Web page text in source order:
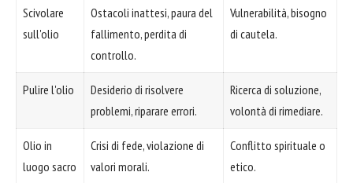
Scivolare
sull'olio
Ostacoli inattesi, paura del
fallimento, perdita di
controllo.
Vulnerabilità, bisogno
di cautela.
Pulire l'olio
Desiderio di risolvere
problemi, riparare errori.
Ricerca di soluzione,
volontà di rimediare.
Olio in
luogo sacro
Crisi di fede, violazione di
valori morali.
Conflitto spirituale o
etico.